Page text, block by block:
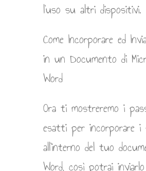
l’uso su altri dispositivi.
Come Incorporare ed
in un Documento di
Word
Ora ti mostreremo i
esatti per incorporare
all’interno del tuo
Word, così potrai